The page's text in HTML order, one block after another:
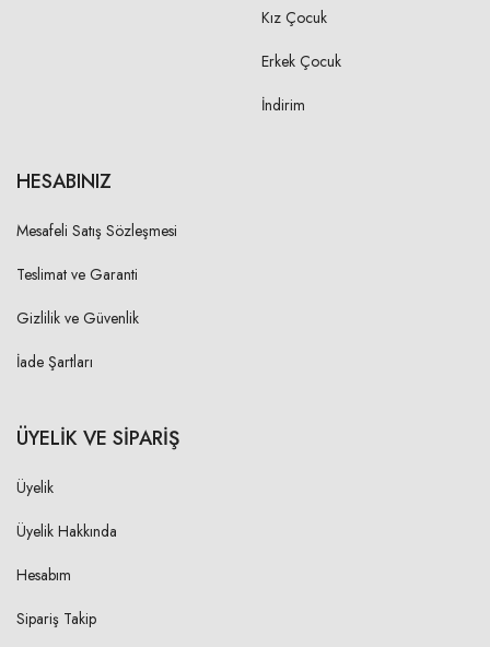
Kız Çocuk
Erkek Çocuk
İndirim
HESABINIZ
Mesafeli Satış Sözleşmesi
Teslimat ve Garanti
Gizlilik ve Güvenlik
İade Şartları
ÜYELİK VE SİPARİŞ
Üyelik
Üyelik Hakkında
Hesabım
Sipariş Takip